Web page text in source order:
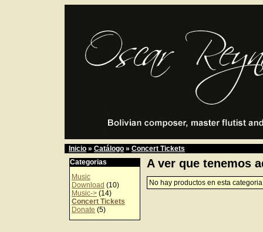
Inicio » Catálogo » Concert Tickets
Categorias
Music
Download (10)
Music-> (14)
Concert Tickets
Donate (5)
A ver que tenemos
No hay productos en esta